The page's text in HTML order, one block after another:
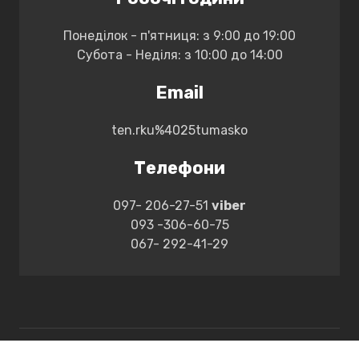
Понеділок - п'ятниця: з 9:00 до 19:00
Субота - Неділя: з 10:00 до 14:00
Email
ten.rku%4025tumasko
Телефони
097- 206-27-51 vіber
093 -306-60-75
067- 292-41-29